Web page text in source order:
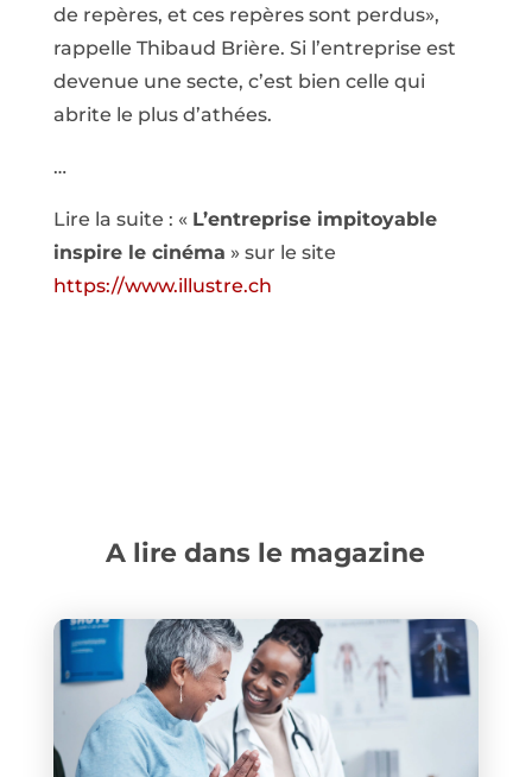
de repères, et ces repères sont perdus»,
rappelle Thibaud Brière. Si l’entreprise est
devenue une secte, c’est bien celle qui
abrite le plus d’athées.
…
Lire la suite : « L’entreprise impitoyable
inspire le cinéma » sur le site
https://www.illustre.ch
A lire dans le magazine